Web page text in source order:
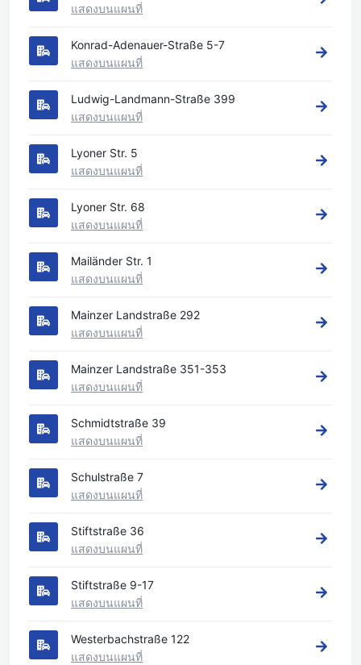
แสดงบนแผนที่
Konrad-Adenauer-Straße 5-7
แสดงบนแผนที่
Ludwig-Landmann-Straße 399
แสดงบนแผนที่
Lyoner Str. 5
แสดงบนแผนที่
Lyoner Str. 68
แสดงบนแผนที่
Mailänder Str. 1
แสดงบนแผนที่
Mainzer Landstraße 292
แสดงบนแผนที่
Mainzer Landstraße 351-353
แสดงบนแผนที่
Schmidtstraße 39
แสดงบนแผนที่
Schulstraße 7
แสดงบนแผนที่
Stiftstraße 36
แสดงบนแผนที่
Stiftstraße 9-17
แสดงบนแผนที่
Westerbachstraße 122
แสดงบนแผนที่